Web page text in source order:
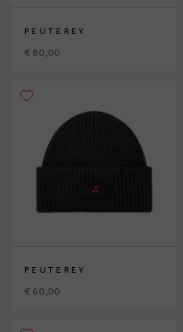
PEUTEREY
€ 80,00
PEUTEREY
€ 60,00